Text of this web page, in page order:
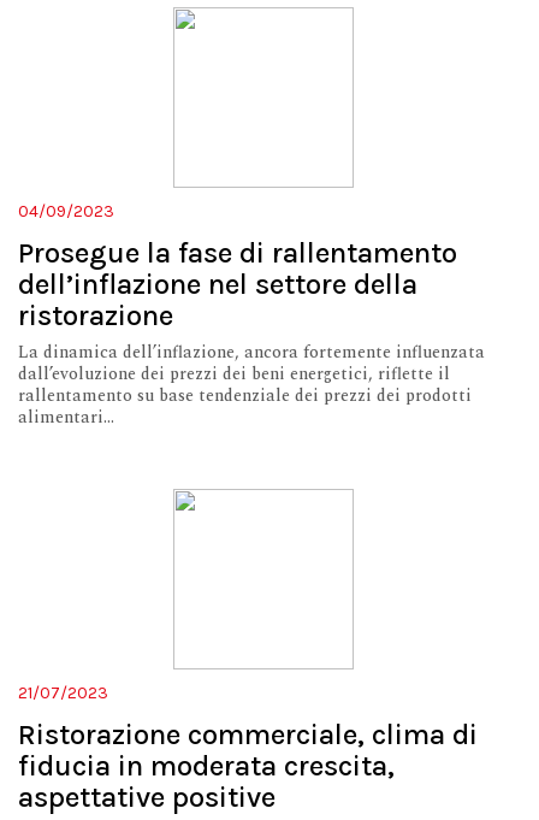
04/09/2023
Prosegue la fase di rallentamento
dell’inflazione nel settore della
ristorazione
La dinamica dell’inflazione, ancora fortemente influenzata
dall’evoluzione dei prezzi dei beni energetici, riflette il
rallentamento su base tendenziale dei prezzi dei prodotti
alimentari...
21/07/2023
Ristorazione commerciale, clima di
fiducia in moderata crescita,
aspettative positive